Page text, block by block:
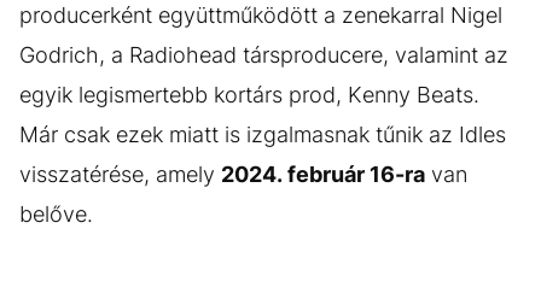
producerként együttműködött a zenekarral Nigel
Godrich, a Radiohead társproducere, valamint az
egyik legismertebb kortárs prod, Kenny Beats.
Már csak ezek miatt is izgalmasnak tűnik az Idles
visszatérése, amely 2024. február 16-ra van
belőve.